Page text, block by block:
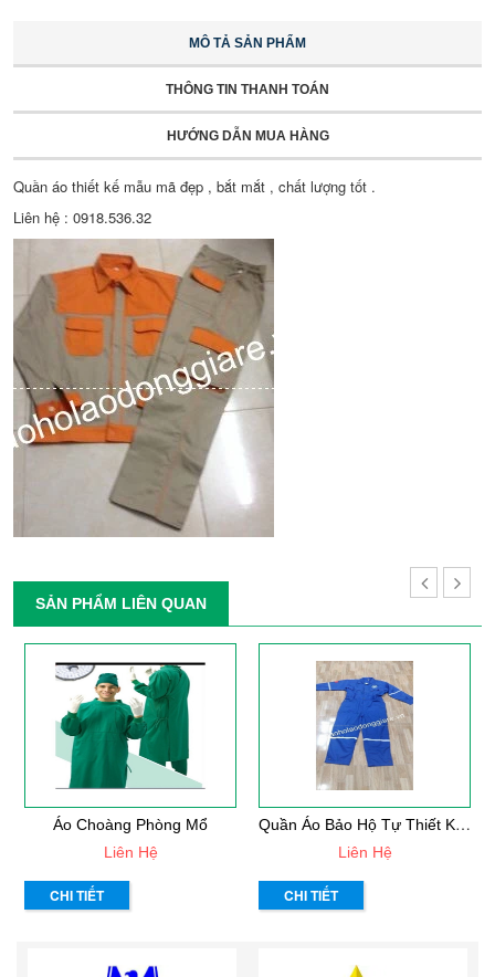
MÔ TẢ SẢN PHẨM
THÔNG TIN THANH TOÁN
HƯỚNG DẪN MUA HÀNG
Quần áo thiết kế mẫu mã đẹp , bắt mắt , chất lượng tốt .
Liên hệ : 0918.536.32
SẢN PHẨM LIÊN QUAN
Áo Choàng Phòng Mổ
Liên Hệ
CHI TIẾT
Q
Uần Áo Bảo Hộ Tự Thiết Kế Mẫu 33
Liên Hệ
CHI TIẾT